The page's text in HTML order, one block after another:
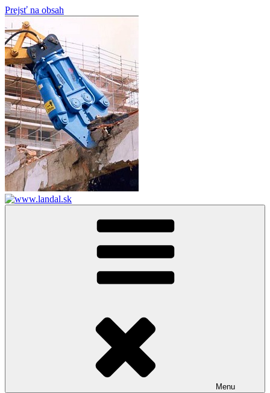
Prejsť na obsah
Menu